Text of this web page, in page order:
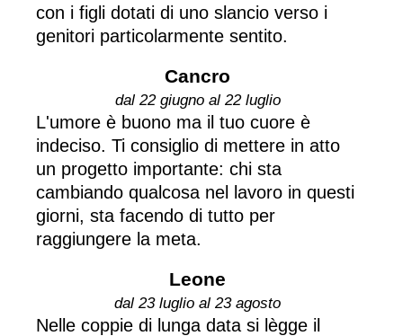
con i figli dotati di uno slancio verso i
genitori particolarmente sentito.
Cancro
dal 22 giugno al 22 luglio
L'umore è buono ma il tuo cuore è
indeciso. Ti consiglio di mettere in atto
un progetto importante: chi sta
cambiando qualcosa nel lavoro in questi
giorni, sta facendo di tutto per
raggiungere la meta.
Leone
dal 23 luglio al 23 agosto
Nelle coppie di lunga data si lègge il